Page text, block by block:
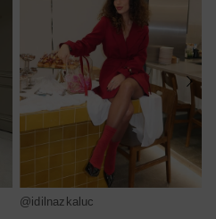
@idilnazkaluc